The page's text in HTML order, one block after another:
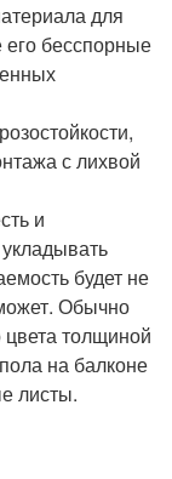
для
его бесспорные
с лихвой
и
будет не
Обычно
цвета толщиной
на балконе
листы.